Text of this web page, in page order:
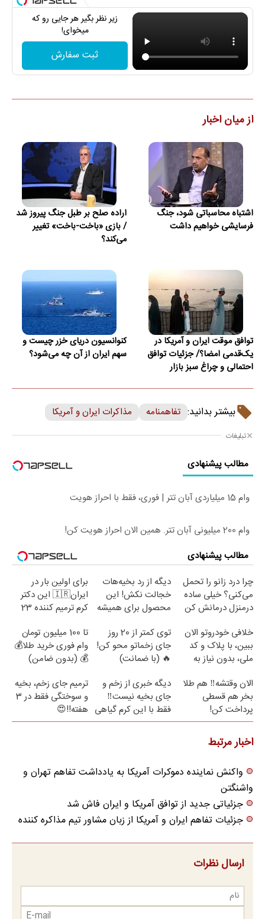
زیر نظر بگیر هر جایی رو که
میخوای!
ثبت سفارش
از میان اخبار
اشتباه محاسباتی شود، جنگ
فرسایشی خواهیم داشت
اراده صلح بر طبل جنگ پیروز شد
/ بازی «باخت-باخت» تغییر
می‌کند؟
توافق موقت ایران و آمریکا در
یک‌قدمی امضا؟/ جزئیات توافق
احتمالی و چراغ سبز بازار
کنوانسیون دریای خزر چیست و
سهم ایران از آن چه می‌شود؟
بیشتر بدانید: تفاهمنامه مذاکرات ایران و آمریکا
تبلیغات
مطالب پیشنهادی
وام 15 میلیاردی آبان تتر | فوری، فقط با احراز هویت
وام 200 میلیونی آبان تتر. همین الان احراز هویت کن!
مطالب پیشنهادی
چرا درد زانو را تحمل
می‌کنی؟ خیلی ساده
درمنزل درمانش کن
دیگه از رد بخیه‌هات
خجالت نکش! این
محصول برای همیشه
برای اولین بار در
ایران🇮🇷 این دکتر
کرم ترمیم کننده 23
خلافی خودروتو الان
ببین، با پلاک و کد
ملی، بدون نیاز به
توی کمتر از 20 روز
جای زخماتو محو کن!
🔥 (با ضمانت)
تا 100 میلیون تومان
وام فوری خرید طلا💰
💰 (بدون ضامن)
الان وقتشه‼️ هم طلا
بخر هم قسطی
پرداخت کن!
دیگه خبری از زخم و
جای بخیه نیست‼️
فقط با این کرم گیاهی
ترمیم جای زخم، بخیه
و سوختگی فقط در 3
هفته!!😍
اخبار مرتبط
واکنش نماینده دموکرات آمریکا به یادداشت تفاهم تهران و
واشنگتن
جزئیاتی جدید از توافق آمریکا و ایران فاش شد
جزئیات تفاهم ایران و آمریکا از زبان مشاور تیم مذاکره کننده
ارسال نظرات